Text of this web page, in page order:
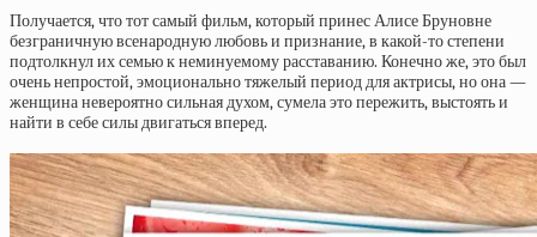
Получается, что тот самый фильм, который принес Алисе Бруновне
безграничную всенародную любовь и признание, в какой-то степени
подтолкнул их семью к неминуемому расставанию. Конечно же, это был
очень непростой, эмоционально тяжелый период для актрисы, но она —
женщина невероятно сильная духом, сумела это пережить, выстоять и
найти в себе силы двигаться вперед.